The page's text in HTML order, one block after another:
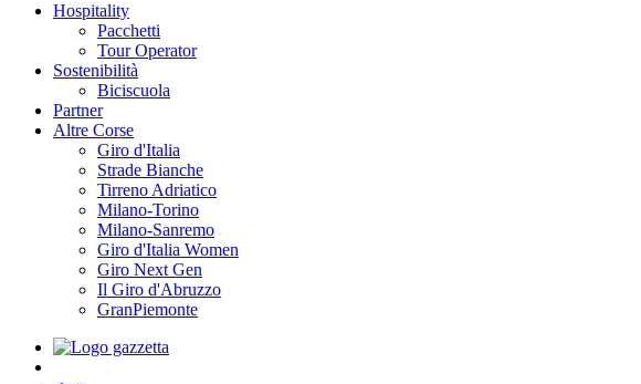
Hospitality
Pacchetti
Tour Operator
Sostenibilità
Biciscuola
Partner
Altre Corse
Giro d'Italia
Strade Bianche
Tirreno Adriatico
Milano-Torino
Milano-Sanremo
Giro d'Italia Women
Giro Next Gen
Il Giro d'Abruzzo
GranPiemonte